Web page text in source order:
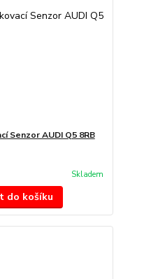
Senzor AUDI Q5 8RB
Skladem
do košíku